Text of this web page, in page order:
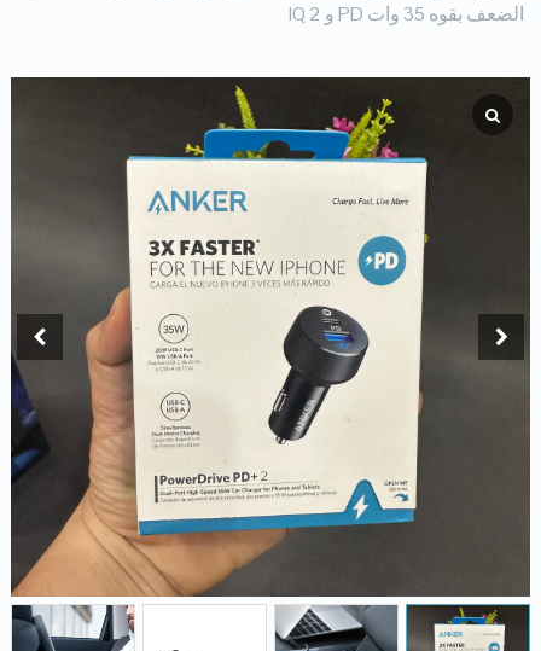
الضعف بقوه 35 وات PD و IQ 2